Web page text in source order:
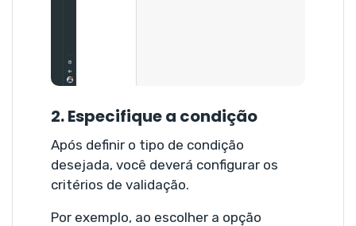
2. Especifique a condição
Após definir o tipo de condição
desejada, você deverá configurar os
critérios de validação.
Por exemplo, ao escolher a opção